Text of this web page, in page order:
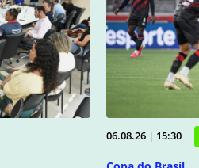
06.08.26 | 15:30